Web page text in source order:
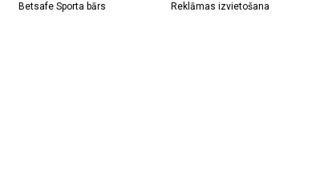
Betsafe Sporta bārs Reklāmas izvietošana